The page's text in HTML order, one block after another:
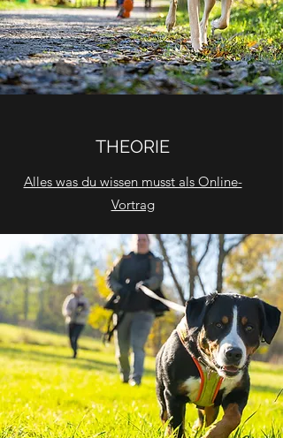
THEORIE
Alles was du wissen musst als Online-
Vortrag